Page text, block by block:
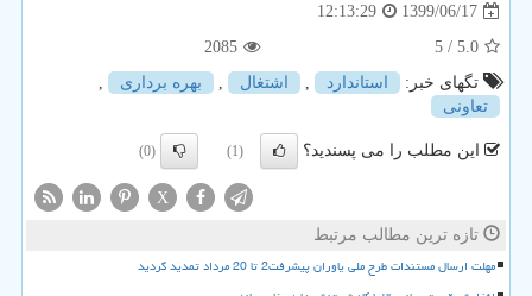
1399/06/17
12:13:29
5.0
/ 5
2085
تگهای خبر:
استاندارد , اشتغال , بهره برداری
,
تعاونی
این مطلب را می پسندید؟ (1)
(0)
X
تازه ترین مطالب مرتبط
مهلت ارسال مستندات طرح ملی یاوران پیشرفت2 تا 20 مرداد تمدید گردید